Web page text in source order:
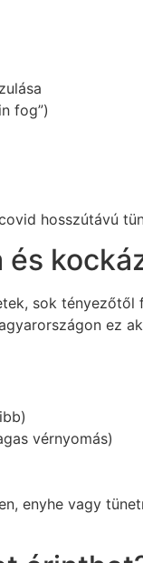
fog”)
hosszútávú
sok
ez
vérnyomás)
enyhe vagy